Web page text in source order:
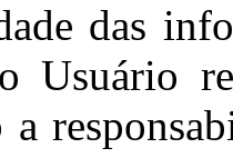
das
Usuário
a